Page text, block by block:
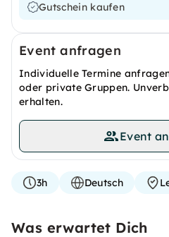
Gutschein kaufen
Event anfragen
Individuelle Termine
oder private Gruppen.
erhalten.
Event
3h Deutsch
Was erwartet Dich